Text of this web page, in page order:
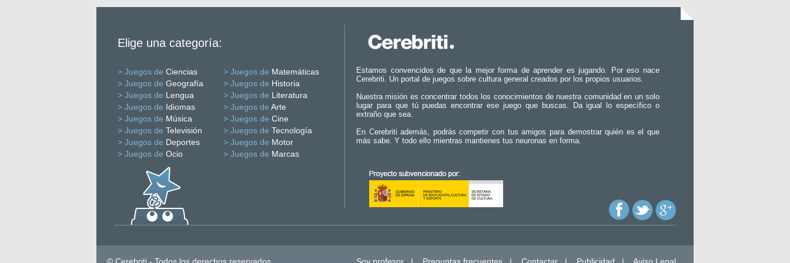
Elige una categoría:
> Juegos de Ciencias > Juegos de Matemáticas
> Juegos de Geografía > Juegos de Historia
> Juegos de Lengua > Juegos de Literatura
> Juegos de Idiomas > Juegos de Arte
> Juegos de Música > Juegos de Cine
> Juegos de Televisión > Juegos de Tecnología
> Juegos de Deportes > Juegos de Motor
> Juegos de Ocio > Juegos de Marcas
Estamos convencidos de que la mejor forma de aprender es jugando. Por eso nace
Cerebriti. Un portal de juegos sobre cultura general creados por los propios usuarios.
Nuestra misión es concentrar todos los conocimientos de nuestra comunidad en un solo
lugar para que tú puedas encontrar ese juego que buscas. Da igual lo específico o
extraño que sea.
En Cerebriti además, podrás competir con tus amigos para demostrar quién es el que
más sabe. Y todo ello mientras mantienes tus neuronas en forma.